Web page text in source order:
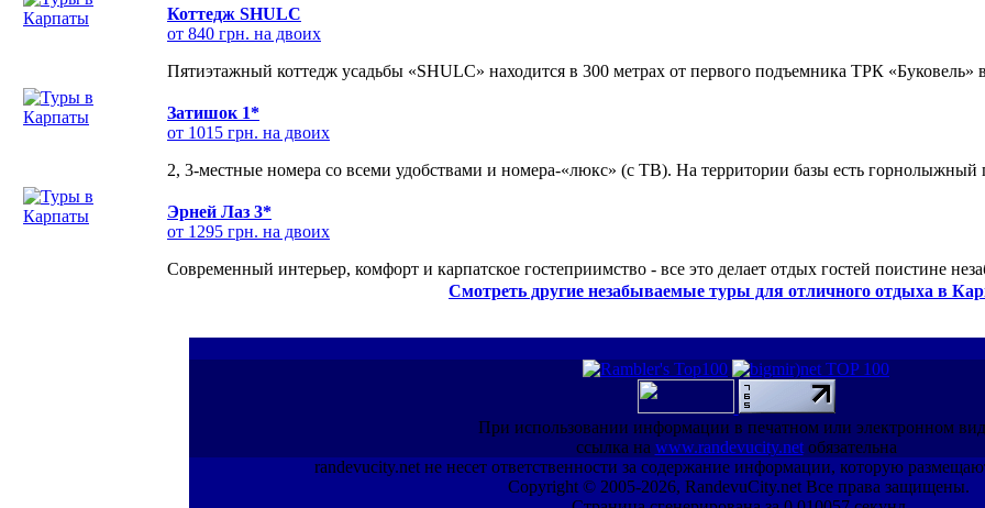
Коттедж SHULC
от 840 грн. на двоих
Пятиэтажный коттедж усадьбы «SHULC» находится в 300 метрах от первого подъемника ТРК «Буковель»
Затишок 1*
от 1015 грн. на двоих
2, 3-местные номера со всеми удобствами и номера-«люкс» (с ТВ). На территории базы есть горнолыжный
Эрней Лаз 3*
от 1295 грн. на двоих
Современный интерьер, комфорт и карпатское гостеприимство - все это делает отдых гостей поистине
Смотреть другие незабываемые туры для отличного отдыха в
При использовании информации в печатном или электронном
ссылка на www.randevucity.netобязательна
randevucity.net не несет ответственности за содержание информации, которую
Copyright © 2005-2026, RandevuCity.net Все права защищены.